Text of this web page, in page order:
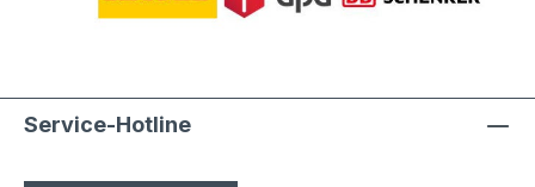
Service-Hotline